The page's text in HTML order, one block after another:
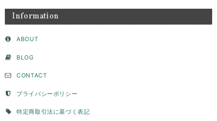
います。ピンキーとして購入しましたが、毎日お守りとして身につけて
ても気に入っています。デザイン上穴ができて、そこに手持ちのチェー
トップとして身につけようかなと思っています。ずっと購入を検討して
いた承認でしたが、自分にとって思い入れのある数字を素敵な品物で身
Information
ABOUT
BLOG
CONTACT
プライバシーポリシー
特定商取引法に基づく表記